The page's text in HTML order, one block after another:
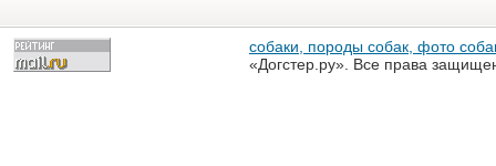
собаки, породы собак, фото
«Догстер.ру». Все права